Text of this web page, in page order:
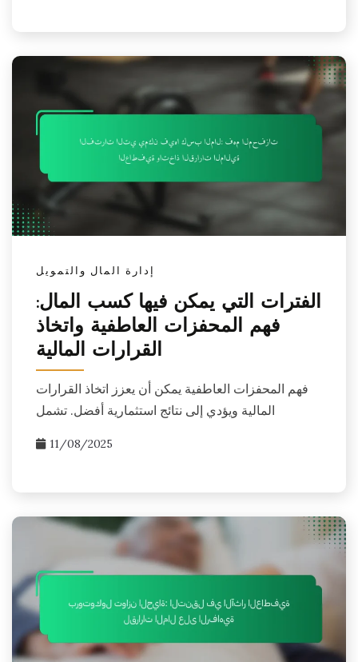
إدارة المال والتمويل
الفترات التي يمكن فيها كسب المال:
فهم المحفزات العاطفية واتخاذ
القرارات المالية
فهم المحفزات العاطفية يمكن أن يعزز اتخاذ القرارات
المالية ويؤدي إلى نتائج استثمارية أفضل. تشمل
11/08/2025